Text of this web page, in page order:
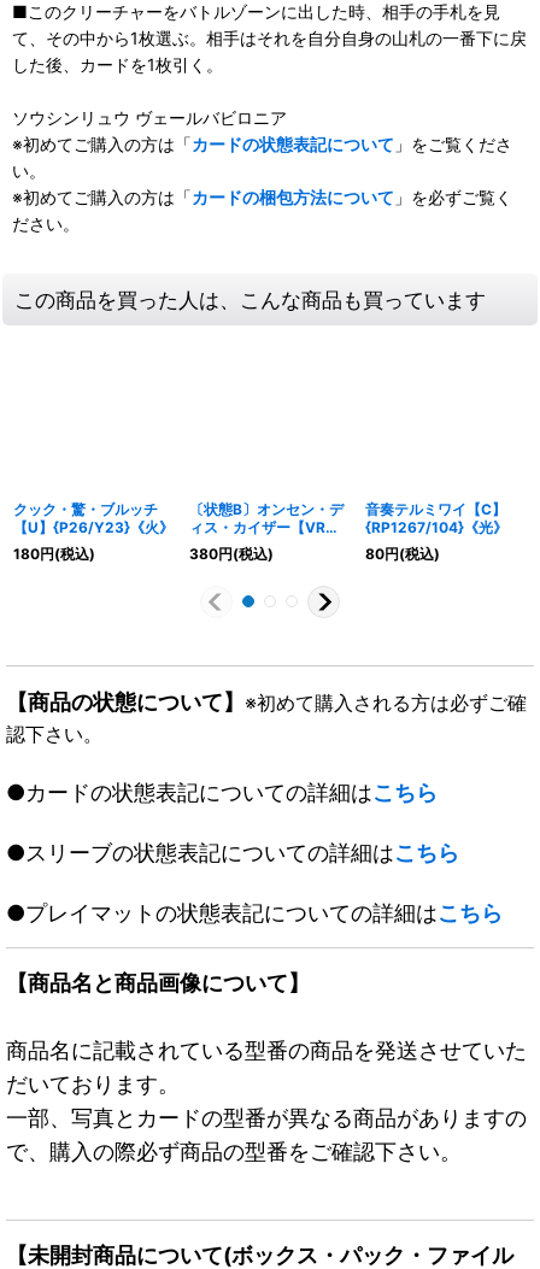
■このクリーチャーをバトルゾーンに出した時、相手の手札を見
て、その中から1枚選ぶ。相手はそれを自分自身の山札の一番下に戻
した後、カードを1枚引く。
ソウシンリュウ ヴェールバビロニア
※初めてご購入の方は「カードの状態表記について 」をご覧くださ
い。
※初めてご購入の方は「カードの梱包方法について 」を必ずご覧く
ださい。
この商品を買った人は、こんな商品も買っています
クック・驚・ブルッチ
【U】{P26/Y23}《火》
180円(税込)
〔状態B〕オンセン・デ
ィス・カイザー【VR】
{RP208B/20}《多》
380円(税込)
音奏テルミワイ【C】
{RP1267/104}《光》
80円(税込)
【商品の状態について】 ※初めて購入される方は必ずご確
認下さい。
●カードの状態表記についての詳細はこちら
●スリーブの状態表記についての詳細はこちら
●プレイマットの状態表記についての詳細はこちら
【商品名と商品画像について】
商品名に記載されている型番の商品を発送させていた
だいております。
一部、写真とカードの型番が異なる商品がありますの
で、購入の際必ず商品の型番をご確認下さい。
【未開封商品について(ボックス・パック・ファイル